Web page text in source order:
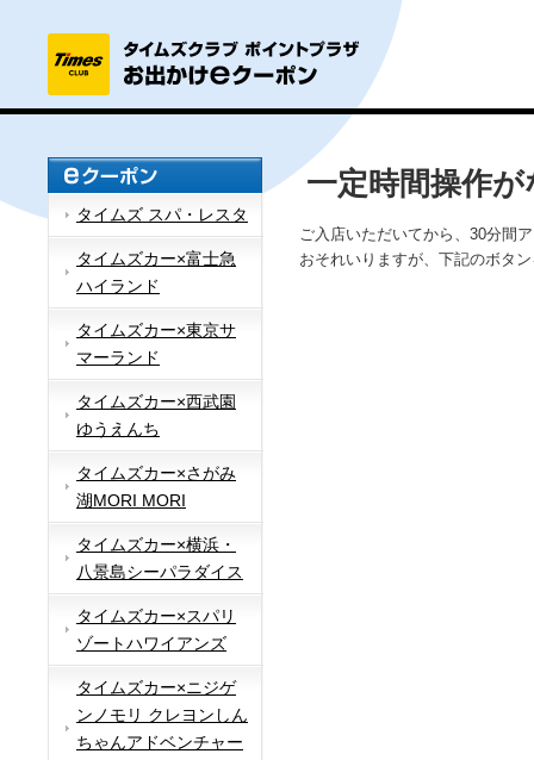
タイムズ スパ・レスタ
タイムズカー×富士急
ハイランド
タイムズカー×東京サ
マーランド
タイムズカー×西武園
ゆうえんち
タイムズカー×さがみ
湖MORI MORI
タイムズカー×横浜・
八景島シーパラダイス
タイムズカー×スパリ
ゾートハワイアンズ
タイムズカー×ニジゲ
ンノモリ クレヨンしん
ちゃんアドベンチャー
一定時間操作
ご入店いただいてから、30分間
おそれいりますが、下記のボタ